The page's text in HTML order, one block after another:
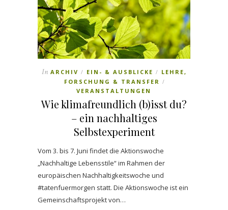
In ARCHIV / EIN- & AUSBLICKE /
LEHRE,
FORSCHUNG & TRANSFER /
VERANSTALTUNGEN
Wie klimafreundlich (b)isst du?
– ein nachhaltiges
Selbstexperiment
Vom 3. bis 7. Juni findet die Aktionswoche
„Nachhaltige Lebensstile“ im Rahmen der
europäischen Nachhaltigkeitswoche und
#tatenfuermorgen statt. Die Aktionswoche ist ein
Gemeinschaftsprojekt von…